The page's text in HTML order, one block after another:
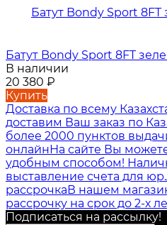
Батут Bondy Sport 8FT
В наличии
20 380 ₽
Купить
Доставка по всему
доставим Ваш заказ по
более 2000 пунктов
онлайнНа сайте Вы
удобным способом!
выставление счета для
рассрочкаВ нашем
рассрочку на срок до 2-х
Подписаться на рассылкy!